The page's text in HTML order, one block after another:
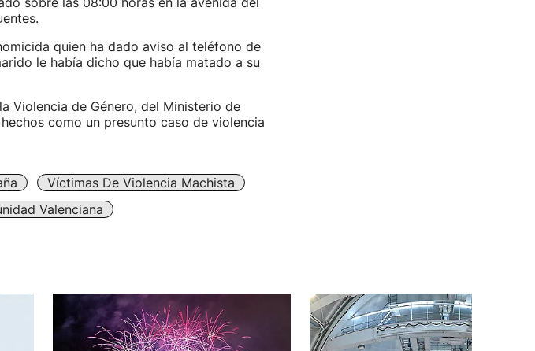
quien ha dado aviso al teléfono de
le había dicho que había matado a su
Violencia de Género, del Ministerio de
como un presunto caso de violencia
Víctimas De Violencia Machista
Valenciana